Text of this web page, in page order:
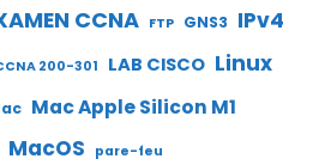
CCNA FTP GNS3 IPv4
200-301 LAB CISCO Linux
Mac Apple Silicon M1
MacOS pare-feu